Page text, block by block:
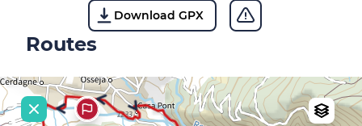
Download GPX
Routes